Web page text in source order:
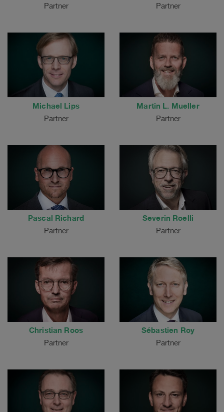
Partner Partner
Michael Lips
Partner
Martin L. Mueller
Partner
Pascal Richard
Partner
Severin Roelli
Partner
Christian Roos
Partner
Sébastien Roy
Partner